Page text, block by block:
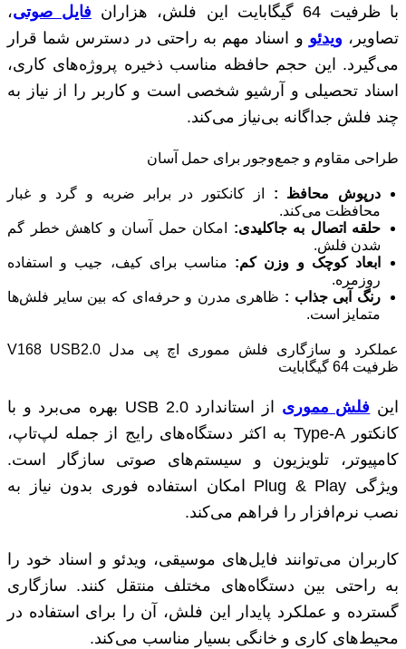
با ظرفیت 64 گیگابایت این فلش، هزاران فایل صوتی،
تصاویر، ویدئو و اسناد مهم به راحتی در دسترس شما قرار
می‌گیرد. این حجم حافظه مناسب ذخیره پروژه‌های کاری،
اسناد تحصیلی و آرشیو شخصی است و کاربر را از نیاز به
چند فلش جداگانه بی‌نیاز می‌کند.
طراحی مقاوم و جمع‌وجور برای حمل آسان
درپوش محافظ : از کانکتور در برابر ضربه و گرد و غبار
محافظت می‌کند.
حلقه اتصال به جاکلیدی: امکان حمل آسان و کاهش خطر گم
شدن فلش.
ابعاد کوچک و وزن کم: مناسب برای کیف، جیب و استفاده
روزمره.
رنگ آبی جذاب : ظاهری مدرن و حرفه‌ای که بین سایر فلش‌ها
متمایز است.
عملکرد و سازگاری فلش مموری اچ پی مدل V168 USB2.0
ظرفیت 64 گیگابایت
این فلش مموری
از استاندارد USB 2.0 بهره می‌برد و با
کانکتور Type-A به اکثر دستگاه‌های رایج از جمله لپ‌تاپ،
کامپیوتر، تلویزیون و سیستم‌های صوتی سازگار است.
ویژگی Plug & Play امکان استفاده فوری بدون نیاز به
نصب نرم‌افزار را فراهم می‌کند.
کاربران می‌توانند فایل‌های موسیقی، ویدئو و اسناد خود را
به راحتی بین دستگاه‌های مختلف منتقل کنند. سازگاری
گسترده و عملکرد پایدار این فلش، آن را برای استفاده در
محیط‌های کاری و خانگی بسیار مناسب می‌کند.